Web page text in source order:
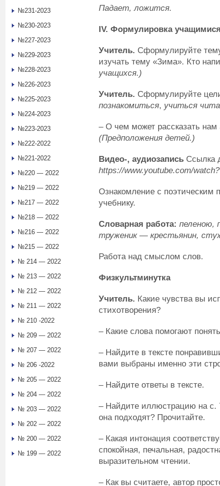
Падает, ложится.
IV. Формулировка
Учитель. Сформулируйте
изучать тему «Зима». Кто
учащихся.)
Учитель. Сформулируйте
познакомиться, учиться
– О чем может рассказать нам
(Предположения детей.)
Видео-, аудиозапись Ссылка
https://www.youtube.com/
Ознакомление с поэтическим
учебнику.
Словарная работа: пеленою,
труженик — крестьянин,
Работа над смыслом слов.
Физкультминутка
Учитель. Какие чувства вы
стихотворения?
– Какие слова помогают
– Найдите в тексте
вами выбраны именно эти
– Найдите ответы в тексте.
– Найдите иллюстрацию на с.
она подходят? Прочитайте.
– Какая интонация
спокойная, печальная,
выразительном чтении.
– Как вы считаете, автор
№231-2023
№230-2023
№227-2023
№229-2023
№228-2023
№226-2023
№225-2023
№224-2023
№223-2023
№222-2022
№221-2022
№220 — 2022
№219 — 2022
№217 — 2022
№218 — 2022
№216 — 2022
№215 — 2022
№ 214 — 2022
№ 213 — 2022
№ 212 — 2022
№ 211 — 2022
№ 210 -2022
№ 209 — 2022
№ 207 — 2022
№ 206 -2022
№ 205 — 2022
№ 204 — 2022
№ 203 — 2022
№ 202 — 2022
№ 200 — 2022
№ 199 — 2022